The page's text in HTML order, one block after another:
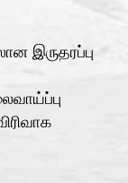
இருதரப்பு